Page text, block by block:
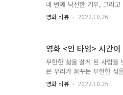
번 본 이유는 남들과 똑같다
리..
네 번째 낙선한 기우, 그리
들은 반지하실에 살고 있지
이 없어 와이파이가 되는 곳
를 소개한다. 그리고 그는 학
움으로 기우는 민혁이 소개
연교가 기우에게 인사를 건
기..
영화 리뷰 2022.10.26
영화 <인 타임> 시간
무한한 삶을 살게 된 사람들
은 우리가 꿈꾸는 무한한 삶
고 인간의 수명으로 모든 것
상징한다. 여기 사람들의 손
영화 리뷰 2022.10.25